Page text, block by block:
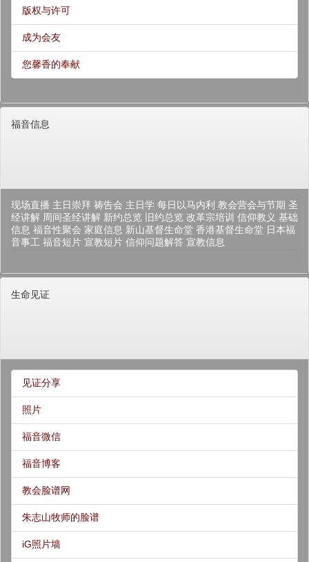
版权与许可
成为会友
您馨香的奉献
福音信息
现场直播 主日崇拜 祷告会 主日学 每日以马内利 教会营会与节期 圣
经讲解 周间圣经讲解 新约总览 旧约总览 改革宗培训 信仰教义 基础
信息 福音性聚会 家庭信息 新山基督生命堂 香港基督生命堂 日本福
音事工 福音短片 宣教短片 信仰问题解答 宣教信息
生命见证
见证分享
照片
福音微信
福音博客
教会脸谱网
朱志山牧师的脸谱
iG照片墙